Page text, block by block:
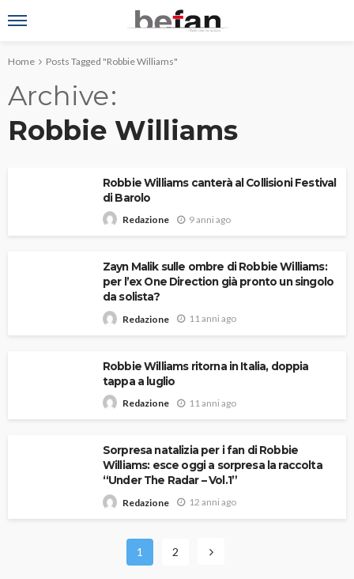
Home Posts Tagged "Robbie Williams"
Archive
Robbie Williams
Robbie Williams canterà al Collisioni Festival
di Barolo
Redazione 9 anni ago
Zayn Malik sulle ombre di Robbie Williams:
per l’ex One Direction già pronto un singolo
da solista?
Redazione 11 anni ago
Robbie Williams ritorna in Italia, doppia
tappa a luglio
Redazione 11 anni ago
Sorpresa natalizia per i fan di Robbie
Williams: esce oggi a sorpresa la raccolta
“Under The Radar – Vol.1”
Redazione 12 anni ago
1 2